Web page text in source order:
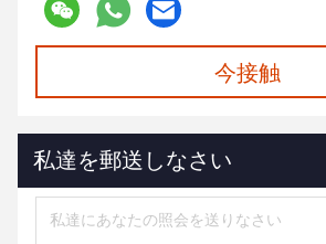
今接触
私達を郵送しなさい